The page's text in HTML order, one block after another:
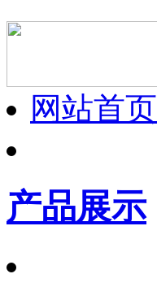
网站首页
产品展示